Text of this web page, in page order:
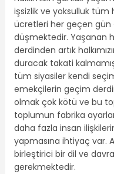
işsizlik ve yoksulluk tüm
ücretleri her geçen gün
düşmektedir. Yaşanan
derdinden artık
duracak takati
tüm siyasiler kendi
emekçilerin geçim
olmak çok kötü ve bu
toplumun fabrika
daha fazla insan
yapmasına ihtiyaç var.
birleştirici bir dil ve
gerekmektedir.